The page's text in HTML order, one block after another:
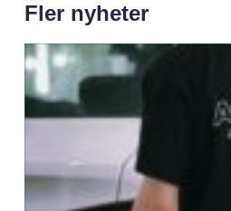
Fler nyheter